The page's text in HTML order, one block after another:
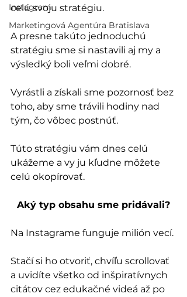
Instagram
Marketingová Agentúra Bratislava
celú svoju stratégiu.
A presne takúto jednoduchú
stratégiu sme si nastavili aj my a
výsledký boli veľmi dobré.
Vyrástli a získali sme pozornosť bez
toho, aby sme trávili hodiny nad
tým, čo vôbec postnúť.
Túto stratégiu vám dnes celú
ukážeme a vy ju kľudne môžete
celú okopírovať.
Aký typ obsahu sme pridávali?
Na Instagrame funguje milión vecí.
Stačí si ho otvoriť, chvíľu scrollovať
a uvidíte všetko od inšpiratívnych
citátov cez edukačné videá až po